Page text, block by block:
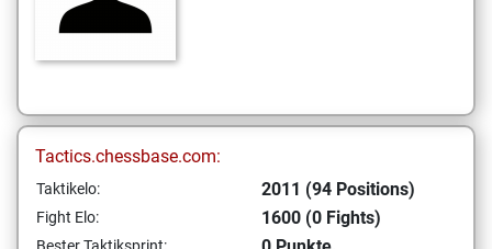
Tactics.chessbase.com:
Taktikelo: 2011 (94 Positions)
Fight Elo: 1600 (0 Fights)